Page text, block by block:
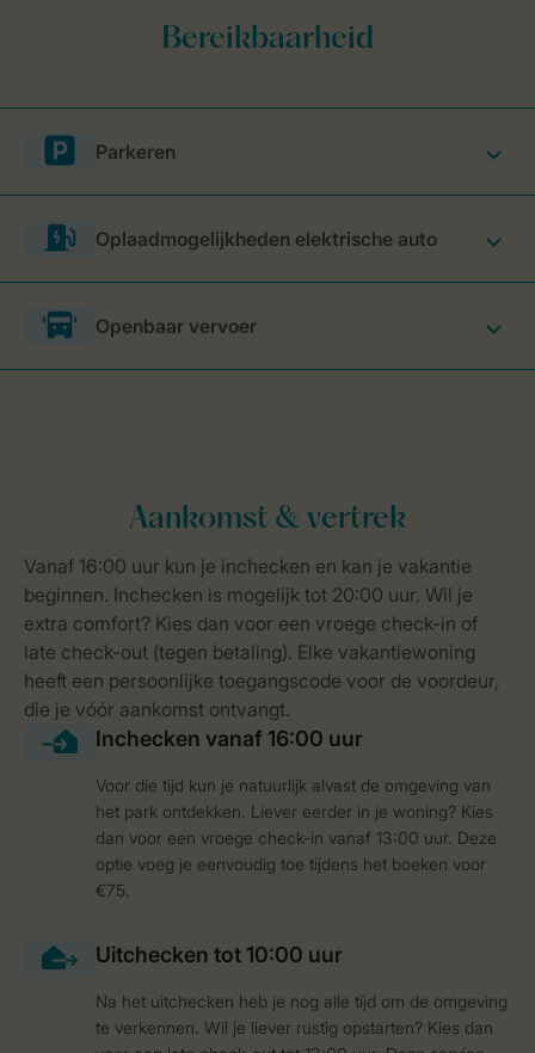
Parkeren
Oplaadmogelijkheden elektrische auto
Openbaar vervoer
Voor die tijd kun je natuurlijk alvast de omgeving van
het park ontdekken. Liever eerder in je woning? Kies
dan voor een vroege check-in vanaf 13:00 uur. Deze
optie voeg je eenvoudig toe tijdens het boeken voor
€75.
Na het uitchecken heb je nog alle tijd om de omgeving
te verkennen. Wil je liever rustig opstarten? Kies dan